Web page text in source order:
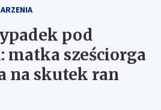
pod
matka sześciorga
na skutek ran